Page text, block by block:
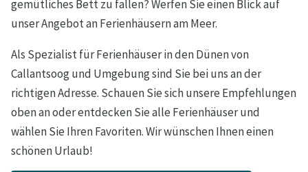
gemütliches Bett zu fallen? Werfen Sie einen Blick auf
unser Angebot an Ferienhäusern am Meer.
Als Spezialist für Ferienhäuser in den Dünen von
Callantsoog und Umgebung sind Sie bei uns an der
richtigen Adresse. Schauen Sie sich unsere Empfehlungen
oben an oder entdecken Sie alle Ferienhäuser und
wählen Sie Ihren Favoriten. Wir wünschen Ihnen einen
schönen Urlaub!